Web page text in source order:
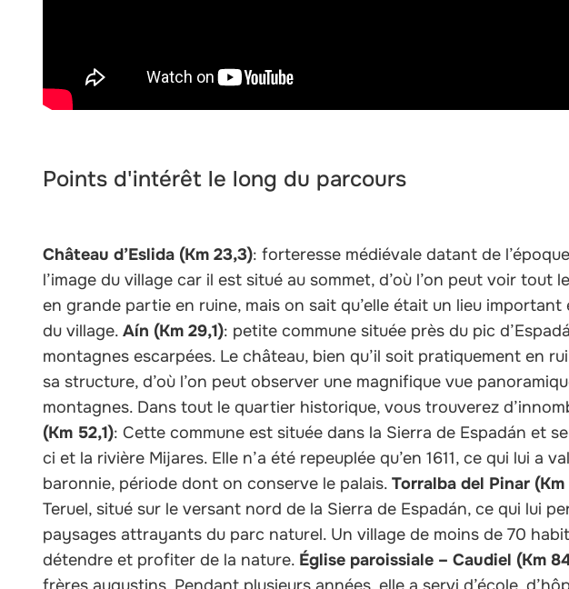
Points d'intérêt le long du parcours
Château d’Eslida (Km 23,3): forteresse médiévale datant de
l’image du village car il est situé au sommet, d’où l’on peut voir tout
en grande partie en ruine, mais on sait qu’elle était un lieu important
du village.Aín (Km 29,1): petite commune située près du pic
montagnes escarpées. Le château, bien qu’il soit pratiquement en
sa structure, d’où l’on peut observer une magnifique vue
montagnes. Dans tout le quartier historique, vous trouverez
(Km 52,1): Cette commune est située dans la Sierra de Espadán et
ci et la rivière Mijares. Elle n’a été repeuplée qu’en 1611, ce qui lui a
baronnie, période dont on conserve le palais.Torralba del Pinar (Km
Teruel, situé sur le versant nord de la Sierra de Espadán, ce qui lui
paysages attrayants du parc naturel. Un village de moins de 70
détendre et profiter de la nature. Église paroissiale – Caudiel (Km